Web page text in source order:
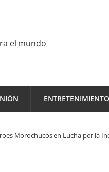
el mundo
ENTRETENIMIENTO
Morochucos en Lucha por la